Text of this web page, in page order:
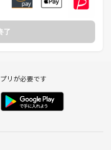
了
リが必要です